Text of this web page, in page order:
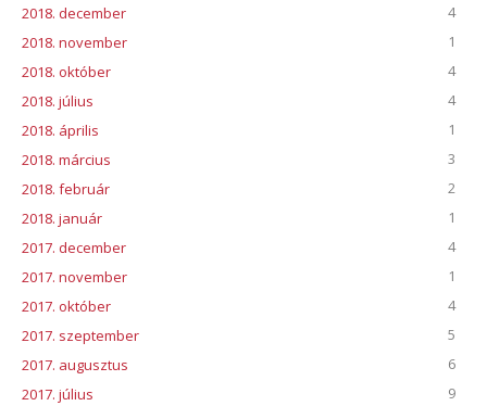
2018. december
4
2018. november
1
2018. október
4
2018. július
4
2018. április
1
2018. március
3
2018. február
2
2018. január
1
2017. december
4
2017. november
1
2017. október
4
2017. szeptember
5
2017. augusztus
6
2017. július
9